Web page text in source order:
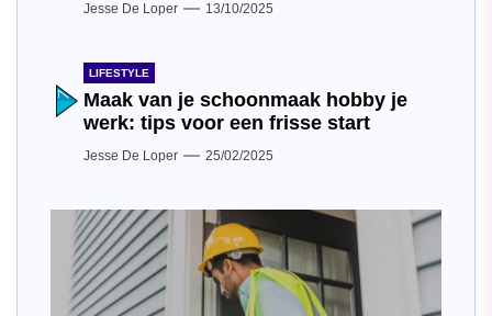
Jesse De Loper 13/10/2025
LIFESTYLE
Maak van je schoonmaak hobby je
werk: tips voor een frisse start
Jesse De Loper 25/02/2025